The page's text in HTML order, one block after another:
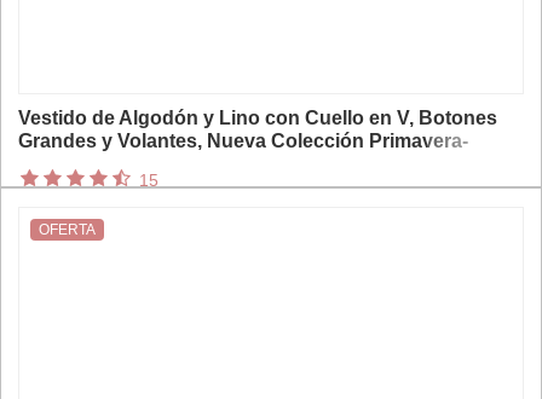
Vestido de Algodón y Lino con Cuello en V, Botones
Grandes y Volantes, Nueva Colección Primavera-
Transfronteriza en Amazon
15
OFERTA